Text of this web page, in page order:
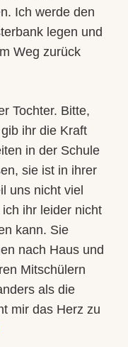
Ich werde den
legen und
Weg zurück
Tochter. Bitte,
ihr die Kraft
in der Schule
sie ist in ihrer
uns nicht viel
ihr leider nicht
kann. Sie
nach Haus und
Mitschülern
als die
mir das Herz zu